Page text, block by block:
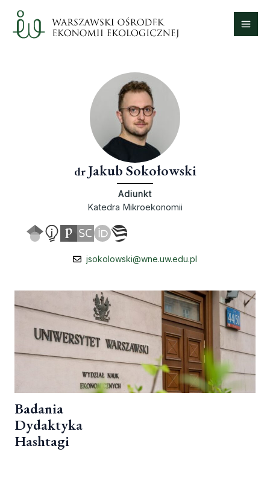
content
dr Jakub Sokołowski
Adiunkt
Katedra Mikroekonomii
jsokolowski@wne.uw.edu.pl
Badania
Dydaktyka
Hashtagi